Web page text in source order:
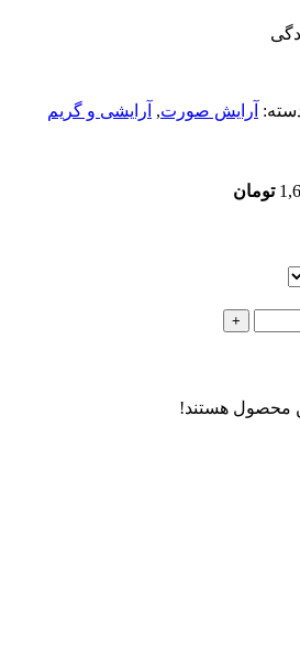
آرایش صورت, آرایشی و گریم
تومان
محصول هستند!